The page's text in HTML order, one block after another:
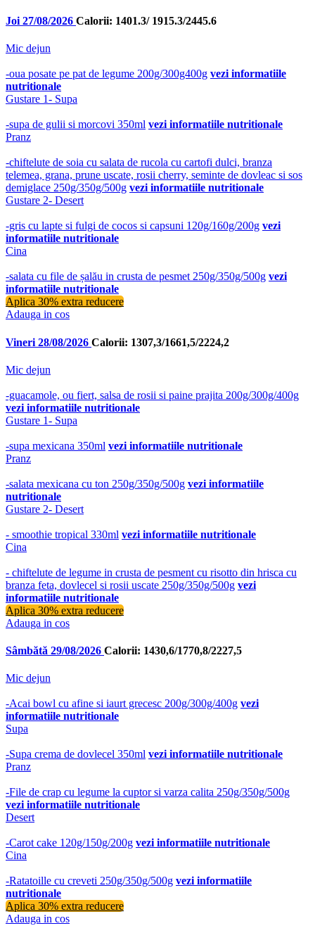
Joi 27/08/2026 Calorii: 1401.3/ 1915.3/2445.6
Mic dejun
-oua posate pe pat de legume 200g/300g400g vezi informatiile
nutritionale
Gustare 1- Supa
-supa de gulii si morcovi 350ml vezi informatiile nutritionale
Pranz
-chiftelute de soia cu salata de rucola cu cartofi dulci, branza
telemea, grana, prune uscate, rosii cherry, seminte de dovleac si sos
demiglace 250g/350g/500g vezi informatiile nutritionale
Gustare 2- Desert
-gris cu lapte si fulgi de cocos si capsuni 120g/160g/200g vezi
informatiile nutritionale
Cina
-salata cu file de șalău in crusta de pesmet 250g/350g/500g vezi
informatiile nutritionale
Aplica 30% extra reducere
Adauga in cos
Vineri 28/08/2026 Calorii: 1307,3/1661,5/2224,2
Mic dejun
-guacamole, ou fiert, salsa de rosii si paine prajita 200g/300g/400g
vezi informatiile nutritionale
Gustare 1- Supa
-supa mexicana 350ml vezi informatiile nutritionale
Pranz
-salata mexicana cu ton 250g/350g/500g vezi informatiile
nutritionale
Gustare 2- Desert
- smoothie tropical 330ml vezi informatiile nutritionale
Cina
- chiftelute de legume in crusta de pesment cu risotto din hrisca cu
branza feta, dovlecel si rosii uscate 250g/350g/500g vezi
informatiile nutritionale
Aplica 30% extra reducere
Adauga in cos
Sâmbătă 29/08/2026 Calorii: 1430,6/1770,8/2227,5
Mic dejun
-Acai bowl cu afine si iaurt grecesc 200g/300g/400g vezi
informatiile nutritionale
Supa
-Supa crema de dovlecel 350ml vezi informatiile nutritionale
Pranz
-File de crap cu legume la cuptor si varza calita 250g/350g/500g
vezi informatiile nutritionale
Desert
-Carot cake 120g/150g/200g vezi informatiile nutritionale
Cina
-Ratatoille cu creveti 250g/350g/500g vezi informatiile
nutritionale
Aplica 30% extra reducere
Adauga in cos